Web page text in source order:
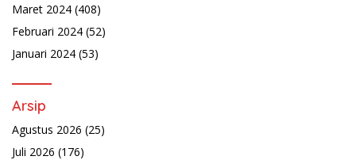
Maret 2024 (408)
Februari 2024 (52)
Januari 2024 (53)
Arsip
Agustus 2026 (25)
Juli 2026 (176)